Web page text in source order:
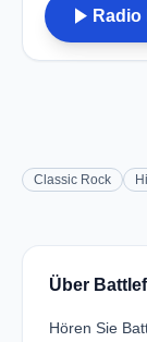
play_arrow Radio
Classic Rock
Über
Hören Sie